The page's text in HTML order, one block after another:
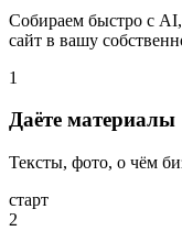
Собираем быстро с
сайт в вашу
1
Даёте материалы
Тексты, фото, о чём
старт
2